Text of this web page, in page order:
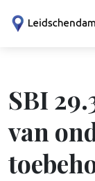
SBI
van